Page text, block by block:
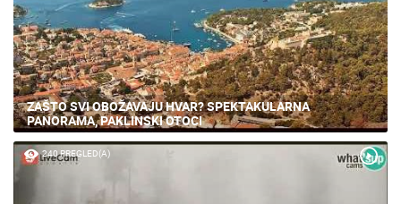
ZAŠTO SVI OBOŽAVAJU HVAR? SPEKTAKULARNA
PANORAMA, PAKLINSKI OTOCI
240 PREGLED(A)